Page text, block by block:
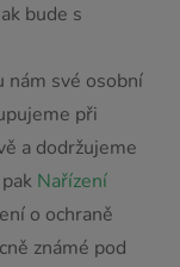
bude s
nám své osobní
při
a dodržujeme
Nařízení
o ochraně
známé pod